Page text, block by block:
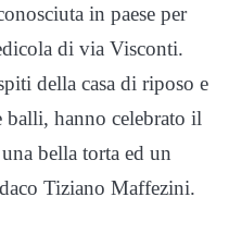
in paese per
di via Visconti.
della casa di riposo e
balli, hanno celebrato il
bella torta ed un
Tiziano Maffezini.